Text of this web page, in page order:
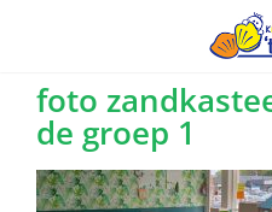
naar
inhoud
foto
de groep 1